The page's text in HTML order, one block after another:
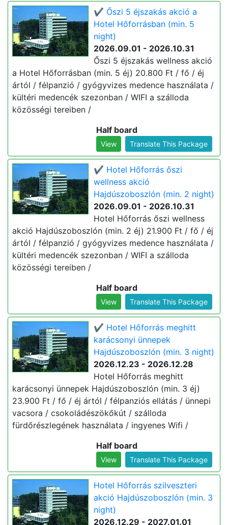
✔️ Őszi 5 éjszakás akció a
Hotel Hőforrásban (min. 5
night)
2026.09.01 - 2026.10.31
Őszi 5 éjszakás wellness akció
a Hotel Hőforrásban (min. 5 éj) 20.800 Ft / fő / éj
ártól / félpanzió / gyógyvizes medence használata /
kültéri medencék szezonban / WIFI a szálloda
közösségi tereiben /
Half board
View Translate This Package
✔️ Hotel Hőforrás őszi
wellness akció
Hajdúszoboszlón (min. 2 night)
2026.09.01 - 2026.10.31
Hotel Hőforrás őszi wellness
akció Hajdúszoboszlón (min. 2 éj) 21.900 Ft / fő / éj
ártól / félpanzió / gyógyvizes medence használata /
kültéri medencék szezonban / WIFI a szálloda
közösségi tereiben /
Half board
View Translate This Package
✔️ Hotel Hőforrás meghitt
karácsonyi ünnepek
Hajdúszoboszlón (min. 3 night)
2026.12.23 - 2026.12.28
Hotel Hőforrás meghitt
karácsonyi ünnepek Hajdúszoboszlón (min. 3 éj)
23.900 Ft / fő / éj ártól / félpanziós ellátás / ünnepi
vacsora / csokoládészökőkút / szálloda
fürdőrészlegének használata / ingyenes Wifi /
Half board
View Translate This Package
Hotel Hőforrás szilveszteri
akció Hajdúszoboszlón (min. 3
night)
2026.12.29 - 2027.01.01